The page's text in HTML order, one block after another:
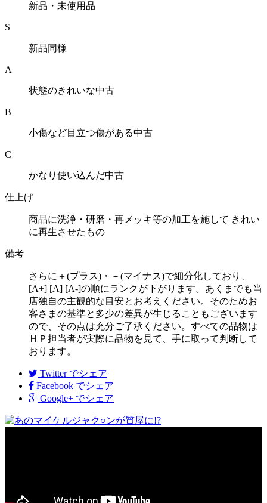
新品・未使用品
S
新品同様
A
状態のきれいな中古
B
小傷など目立つ傷がある中古
C
かなり使い込んだ中古
仕上げ
商品に洗浄・研磨・再メッキ等の加工を施して きれい
に再生させたもの
備考
さらに＋(プラス)・－(マイナス)で細分化しており、
[A+] [A] [A-]の順にランクが下がります。あくまでも当
店独自の主観的な目安とお考えください。そのためお
客さまの基準と多少の差異が生じることもございます
ので、その点は充分ご了承ください。すべての品物は
ＨＰ担当者が実際に品物を見て、手に取って判断して
おります。
Twitter でシェア
Facebook でシェア
Google+ でシェア